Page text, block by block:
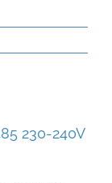
230-240V